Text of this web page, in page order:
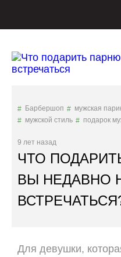
Барбершоп мужская
мужской стиль
подарок
9 лет назад
ЧТО
ВЫ НЕДАВНО
Для девушки,